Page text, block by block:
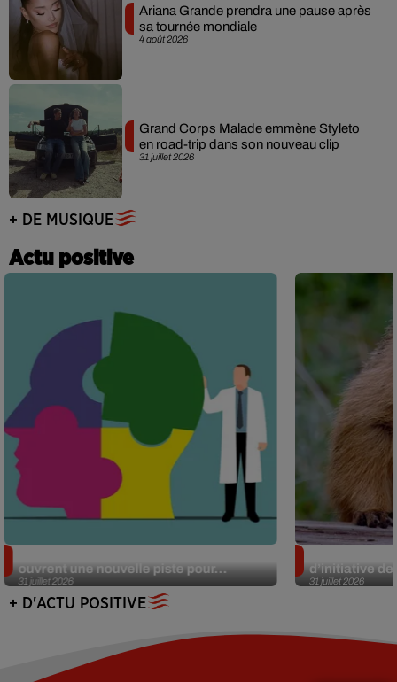
4 août 2026
Ariana Grande prendra une pause après
sa tournée mondiale
31 juillet 2026
Grand Corps Malade emmène Styleto
en road-trip dans son nouveau clip
+ DE MUSIQUE
Actu positive
31 juillet 2026
ouvrent une nouvelle piste pour...
31 juillet 2026
d’initiative
+ D'ACTU POSITIVE